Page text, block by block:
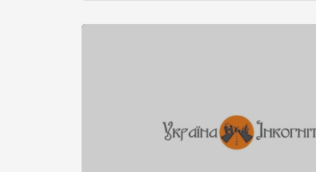
містом Красноперекопськ) на північ.